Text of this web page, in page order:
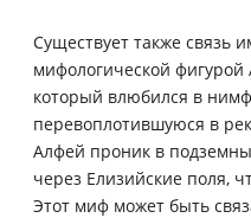
Существует также связь
мифологической
который влюбился в
перевоплотившуюся в
Алфей проник в
через Елизийские поля,
Этот миф может быть